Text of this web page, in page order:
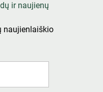
ir naujienų
naujienlaiškio